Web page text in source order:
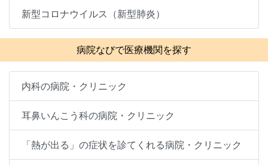
新型コロナウイルス（新型肺炎）
病院なびで医療機関を探す
内科の病院・クリニック
耳鼻いんこう科の病院・クリニック
「熱が出る」の症状を診てくれる病院・クリニック